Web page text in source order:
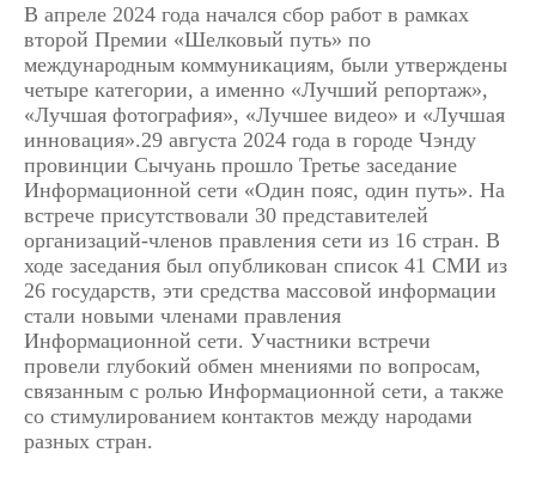
В апреле 2024 года начался сбор работ в рамках
второй Премии «Шелковый путь» по
международным коммуникациям, были утверждены
четыре категории, а именно «Лучший репортаж»,
«Лучшая фотография», «Лучшее видео» и «Лучшая
инновация».29 августа 2024 года в городе Чэнду
провинции Сычуань прошло Третье заседание
Информационной сети «Один пояс, один путь». На
встрече присутствовали 30 представителей
организаций-членов правления сети из 16 стран. В
ходе заседания был опубликован список 41 СМИ из
26 государств, эти средства массовой информации
стали новыми членами правления
Информационной сети. Участники встречи
провели глубокий обмен мнениями по вопросам,
связанным с ролью Информационной сети, а также
со стимулированием контактов между народами
разных стран.